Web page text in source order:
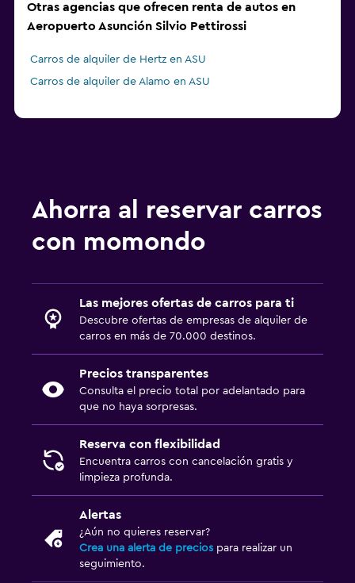
Otras agencias que ofrecen renta de autos en
Aeropuerto Asunción Silvio Pettirossi
Carros de alquiler de Hertz en ASU
Carros de alquiler de Alamo en ASU
Ahorra al reservar carros
con momondo
Las mejores ofertas de carros para ti
Descubre ofertas de empresas de alquiler de
carros en más de 70.000 destinos.
Precios transparentes
Consulta el precio total por adelantado para
que no haya sorpresas.
Reserva con flexibilidad
Encuentra carros con cancelación gratis y
limpieza profunda.
Alertas
¿Aún no quieres reservar?
Crea una alerta de precios para realizar un
seguimiento.